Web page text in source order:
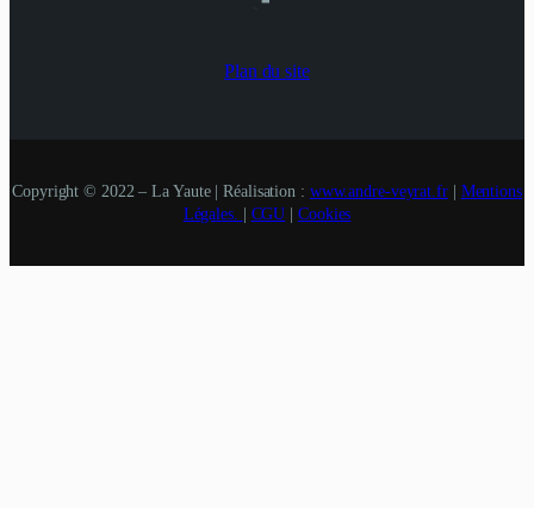
Plan du site
Copyright © 2022 – La Yaute | Réalisation : www.andre-veyrat.fr| Mentions
Légales.
CGU Cookies